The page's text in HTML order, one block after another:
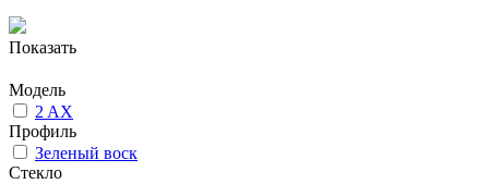
Показать
Модель
2 AX
Профиль
Зеленый воск
Стекло